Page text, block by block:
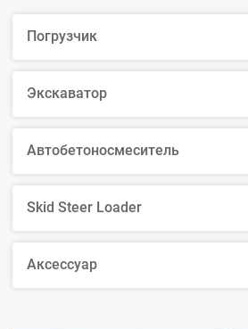
Погрузчик
Экскаватор
Автобетоносмеситель
Skid Steer Loader
Аксессуар